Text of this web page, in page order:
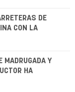
DE
CON LA
MADRUGADA Y
HA